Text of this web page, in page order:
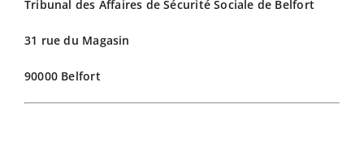
Tribunal des Affaires de Sécurité Sociale de Belfort
31 rue du Magasin
90000 Belfort